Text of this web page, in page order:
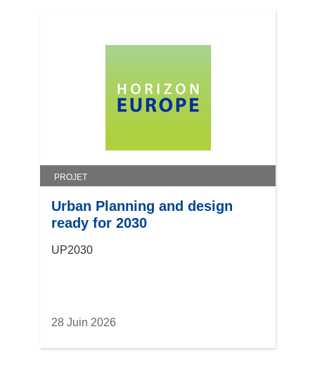
PROJET
Urban Planning and design
ready for 2030
UP2030
28 Juin 2026